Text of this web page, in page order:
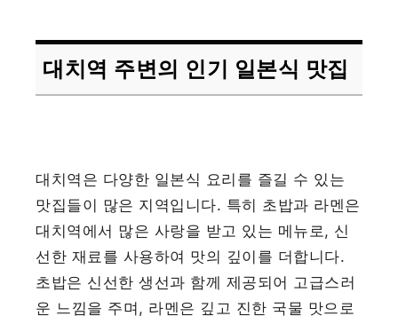
대치역 주변의 인기 일본식 맛집
대치역은 다양한 일본식 요리를 즐길 수 있는
맛집들이 많은 지역입니다. 특히 초밥과 라멘은
대치역에서 많은 사랑을 받고 있는 메뉴로, 신
선한 재료를 사용하여 맛의 깊이를 더합니다.
초밥은 신선한 생선과 함께 제공되어 고급스러
운 느낌을 주며, 라멘은 깊고 진한 국물 맛으로